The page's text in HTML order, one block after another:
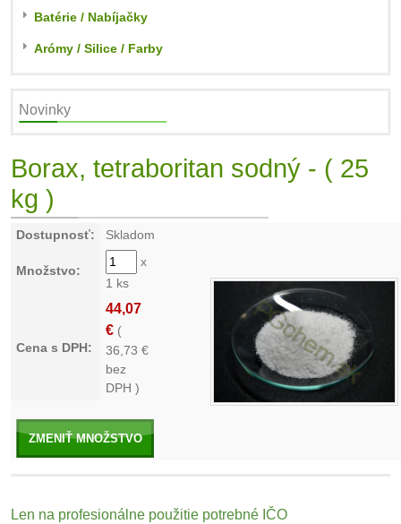
Batérie / Nabíjačky
Arómy / Silice / Farby
Novinky
Borax, tetraboritan sodný - ( 25
kg )
Dostupnosť: Skladom
Množstvo:
x
1 ks
Cena s DPH:
44,07
€ (
36,73 €
bez
DPH )
ZMENIŤ MNOŽSTVO
Len na profesionálne použitie potrebné IČO